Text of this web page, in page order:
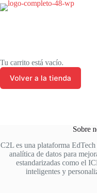
Saltar
al
Tu carrito está vacío.
Volver a la tienda
Sobre
C2L es una plataforma
analítica de datos para
estandarizadas como el
inteligentes y